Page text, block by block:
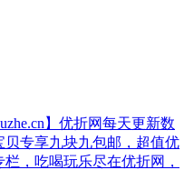
】优折网每天更新数
专享九块九包邮，超值优
，吃喝玩乐尽在优折网，